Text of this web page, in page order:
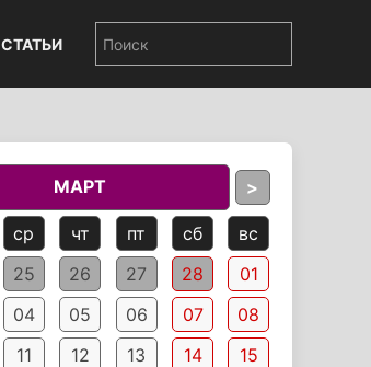
СТАТЬИ
МАРТ >
ср чт пт сб
вс
25 26 27 28
01
04 05 06 07
08
11 12 13 14
15